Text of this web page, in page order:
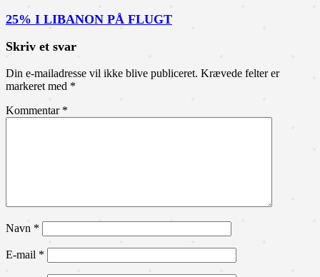
25% I LIBANON PÅ FLUGT
Skriv et svar
Din e-mailadresse vil ikke blive publiceret. Krævede felter er
markeret med *
Kommentar *
Navn *
E-mail *